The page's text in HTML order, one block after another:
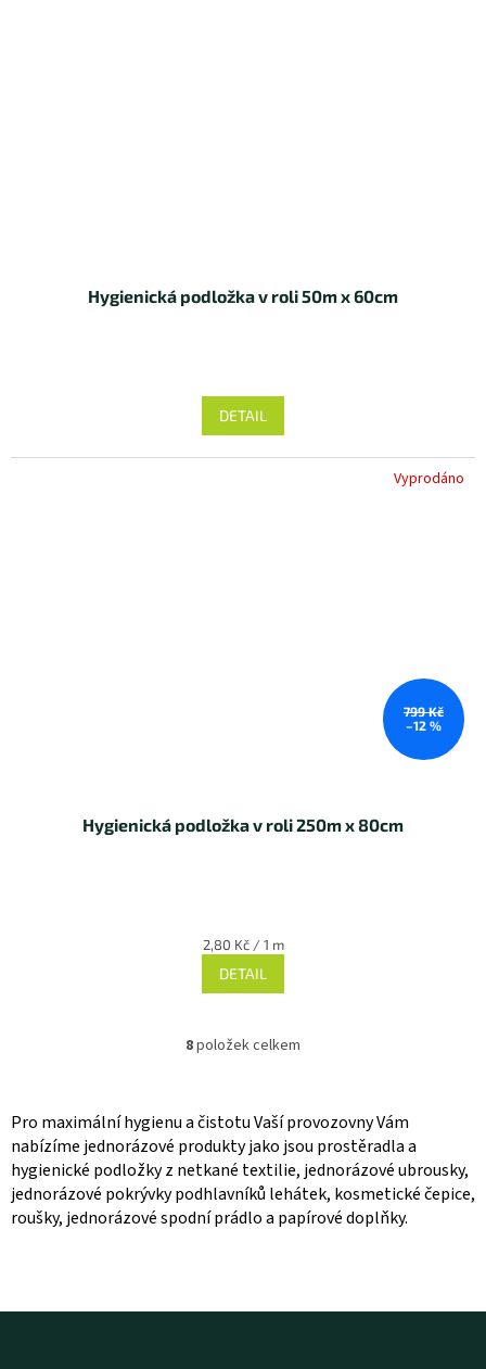
Hygienická podložka v roli 50m x 60cm
DETAIL
799 Kč
–12 %
Vyprodáno
Hygienická podložka v roli 250m x 80cm
Měrná
2,80 Kč / 1 m
DETAIL
O
á
d
a
c
í
p
8položek celkem
Pro maximální hygienu a čistotu Vaší provozovny Vám
nabízíme jednorázové produkty jako jsou prostěradla a
hygienické podložky z netkané textilie, jednorázové ubrousky,
jednorázové pokrývky podhlavníků lehátek, kosmetické čepice,
roušky, jednorázové spodní prádlo a papírové doplňky.